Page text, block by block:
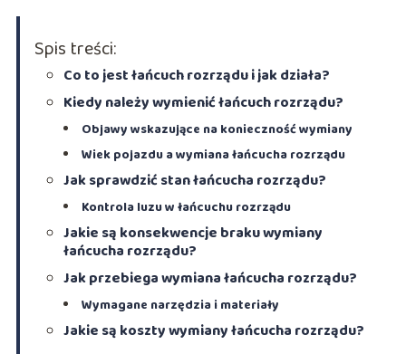
Spis treści:
Co to jest łańcuch rozrządu i jak działa?
Kiedy należy wymienić łańcuch rozrządu?
Objawy wskazujące na konieczność wymiany
Wiek pojazdu a wymiana łańcucha rozrządu
Jak sprawdzić stan łańcucha rozrządu?
Kontrola luzu w łańcuchu rozrządu
Jakie są konsekwencje braku wymiany
łańcucha rozrządu?
Jak przebiega wymiana łańcucha rozrządu?
Wymagane narzędzia i materiały
Jakie są koszty wymiany łańcucha rozrządu?